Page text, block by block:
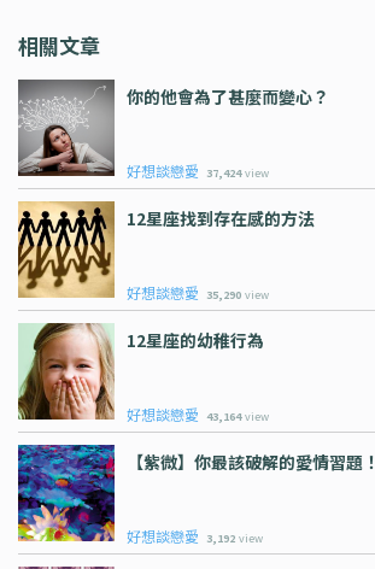
相關文章
你的他會為了甚麼而變心？
好想談戀愛 37,424 view
12星座找到存在感的方法
好想談戀愛 35,290 view
12星座的幼稚行為
好想談戀愛 43,164 view
【紫微】你最該破解的愛情習題！
好想談戀愛 3,192 view